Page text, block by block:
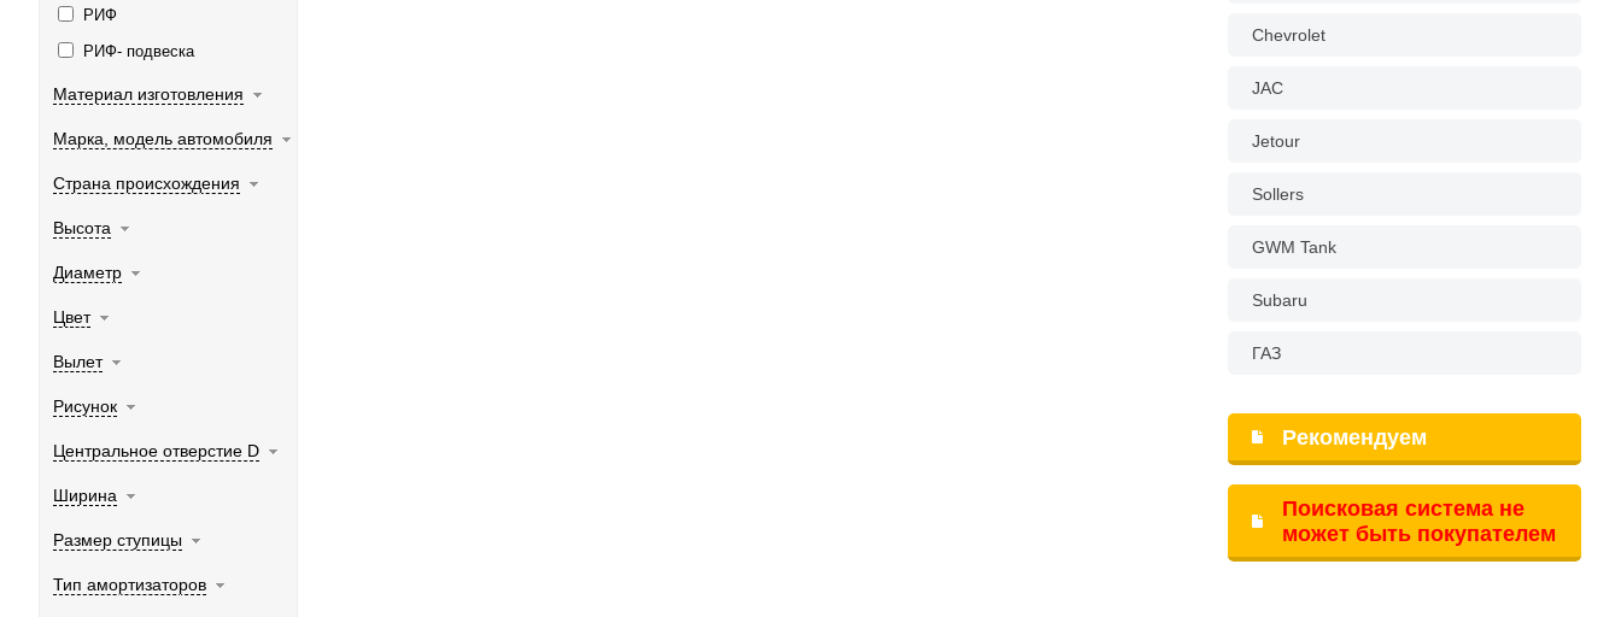
РИФ
РИФ- подвеска
Материал изготовления
Марка, модель автомобиля
Страна происхождения
Высота
Диаметр
Цвет
Вылет
Рисунок
Центральное отверстие D
Ширина
Размер ступицы
Тип амортизаторов
Chevrolet
JAC
Jetour
Sollers
GWM Tank
Subaru
ГАЗ
Рекомендуем
Поисковая система не
может быть покупателем